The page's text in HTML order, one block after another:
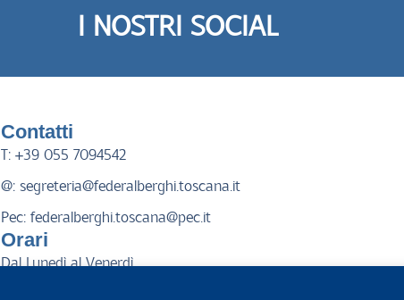
I NOSTRI SOCIAL
Contatti
T: +39 055 7094542
@: segreteria@federalberghi.toscana.it
Pec: federalberghi.toscana@pec.it
Orari
Dal Lunedì al Venerdì